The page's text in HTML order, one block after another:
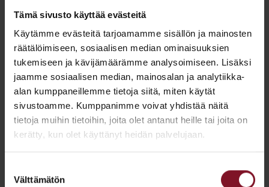
Tämä sivusto käyttää evästeitä
Käytämme evästeitä tarjoamamme sisällön ja mainosten
räätälöimiseen, sosiaalisen median ominaisuuksien
tukemiseen ja kävijämäärämme analysoimiseen. Lisäksi
jaamme sosiaalisen median, mainosalan ja analytiikka-
alan kumppaneillemme tietoja siitä, miten käytät
sivustoamme. Kumppanimme voivat yhdistää näitä
tietoja muihin tietoihin, joita olet antanut heille tai joita on
kerätty, kun olet käyttänyt heidän palvelujaan.
valinta
Välttämätön
kosteusvaurioilta, niin riski sille, että
on kuitenkin erittäin suuri.
Varaa maksuton arviokäynti!